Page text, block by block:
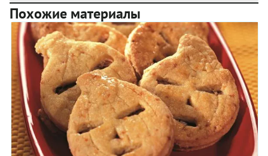
Похожие материалы